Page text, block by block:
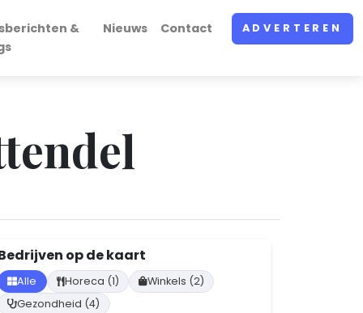
&
Nieuws Contact ADVERTEREN
op de kaart
Alle Horeca (1)
Winkels (2)
Gezondheid (4)